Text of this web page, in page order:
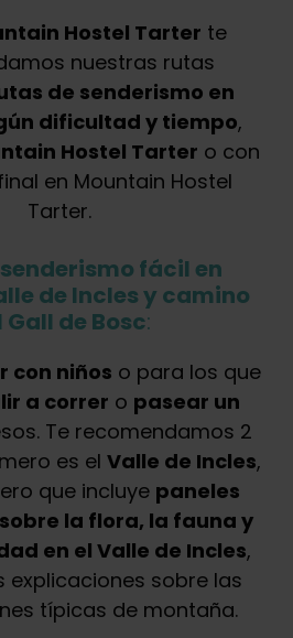
Hostel Tarter te
nuestras rutas
de senderismo en
dificultad y tiempo,
Hostel Tarter o con
en Mountain Hostel
Tarter.
fácil en
de Incles y camino
Gall de Bosc:
con niños o para los que
a correr o pasear un
Te recomendamos 2
es el Valle de Incles,
que incluye paneles
la flora, la fauna y
en el Valle de Incles,
explicaciones sobre las
típicas de montaña.